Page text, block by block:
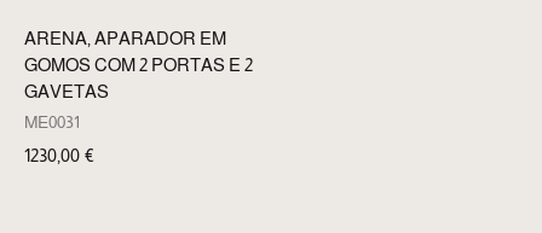
ARENA, APARADOR EM
GOMOS COM 2 PORTAS E 2
GAVETAS
ME0031
1230,00 €